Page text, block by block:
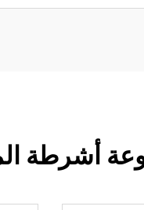
أشرطة